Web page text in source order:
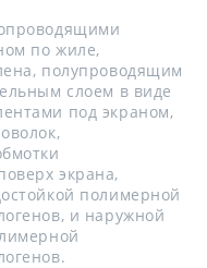
по жиле,
полупроводящим
слоем в виде
под экраном,
экрана,
полимерной
и наружной